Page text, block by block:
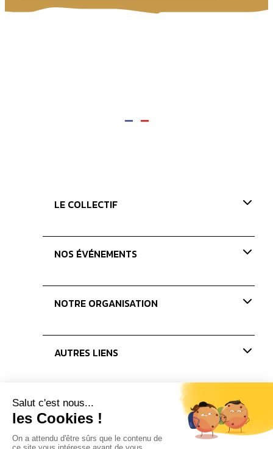
LE COLLECTIF
Présentation
Nos missions
NOS ÉVÉNEMENTS
Les concours
NOTRE ORGANISATION
AUTRES LIENS
Presse
Partenaires